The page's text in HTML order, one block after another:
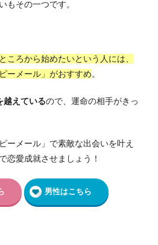
もその一つです。
ころから始めたいという人には、
ーメール」がおすすめ。
越えているので、運命の相手がきっ
ーメール」で素敵な出会いを叶え
恋愛成就させましょう！
男性はこちら